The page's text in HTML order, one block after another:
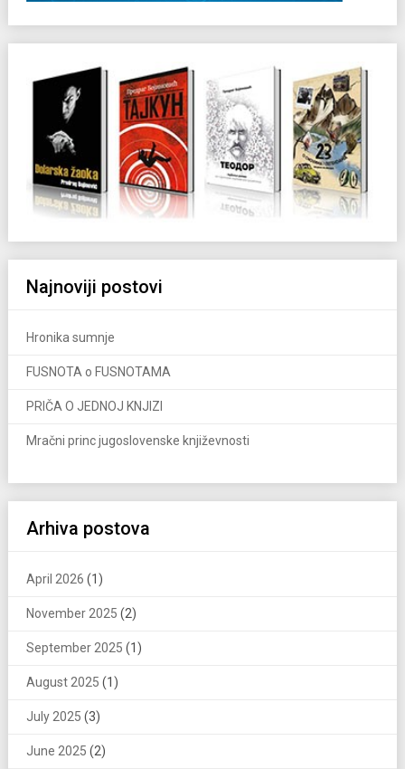
Najnoviji postovi
Hronika sumnje
FUSNOTA o FUSNOTAMA
PRIČA O JEDNOJ KNJIZI
Mračni princ jugoslovenske književnosti
Arhiva postova
April 2026 (1)
November 2025 (2)
September 2025 (1)
August 2025 (1)
July 2025 (3)
June 2025 (2)